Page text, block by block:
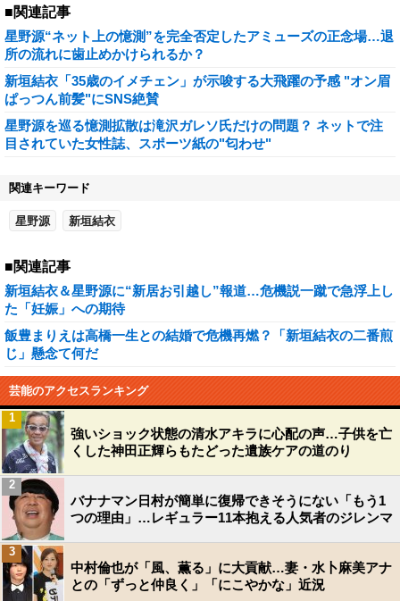
■関連記事
星野源“ネット上の憶測”を完全否定したアミューズの正念場…退
所の流れに歯止めかけられるか？
新垣結衣「35歳のイメチェン」が示唆する大飛躍の予感 "オン眉
ぱっつん前髪"にSNS絶賛
星野源を巡る憶測拡散は滝沢ガレソ氏だけの問題？ ネットで注
目されていた女性誌、スポーツ紙の"匂わせ"
関連キーワード
星野源 新垣結衣
■関連記事
新垣結衣＆星野源に“新居お引越し”報道…危機説一蹴で急浮上し
た「妊娠」への期待
飯豊まりえは高橋一生との結婚で危機再燃？「新垣結衣の二番煎
じ」懸念て何だ
芸能のアクセスランキング
強いショック状態の清水アキラに心配の声…子供を亡
くした神田正輝らもたどった遺族ケアの道のり
1
バナナマン日村が簡単に復帰できそうにない「もう1
つの理由」…レギュラー11本抱える人気者のジレンマ
2
中村倫也が「風、薫る」に大貢献…妻・水卜麻美アナ
との「ずっと仲良く」「にこやかな」近況
3